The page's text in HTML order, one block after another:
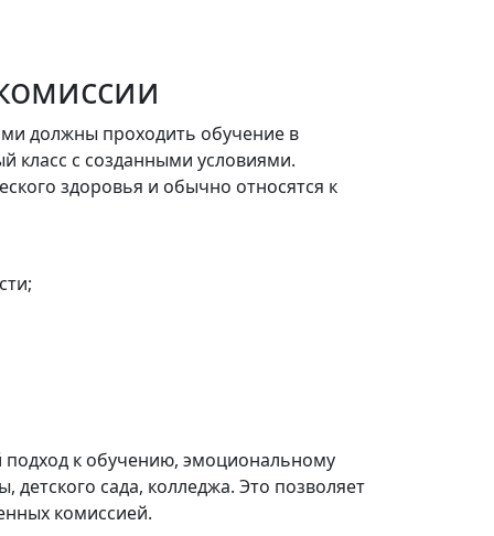
должны проходить обучение в
класс с созданными условиями.
здоровья и обычно относятся к
к обучению, эмоциональному
сада, колледжа. Это позволяет
комиссией.